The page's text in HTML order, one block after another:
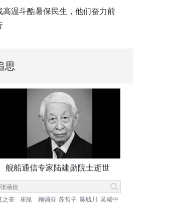
高温斗酷暑保民生，他们奋力前
思
舰船通信专家陆建勋院士逝世
之荃 崔崑 顾诵芬 苏哲子 陈毓川
吴咸中